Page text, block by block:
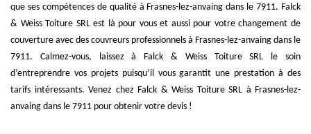
que ses compétences de qualité à Frasnes-lez-anvaing dans le 7911. Falck
& Weiss Toiture SRL est là pour vous et aussi pour votre changement de
couverture avec des couvreurs professionnels à Frasnes-lez-anvaing dans le
7911. Calmez-vous, laissez à Falck & Weiss Toiture SRL le soin
d’entreprendre vos projets puisqu’il vous garantit une prestation à des
tarifs intéressants. Venez chez Falck & Weiss Toiture SRL à Frasnes-lez-
anvaing dans le 7911 pour obtenir votre devis !